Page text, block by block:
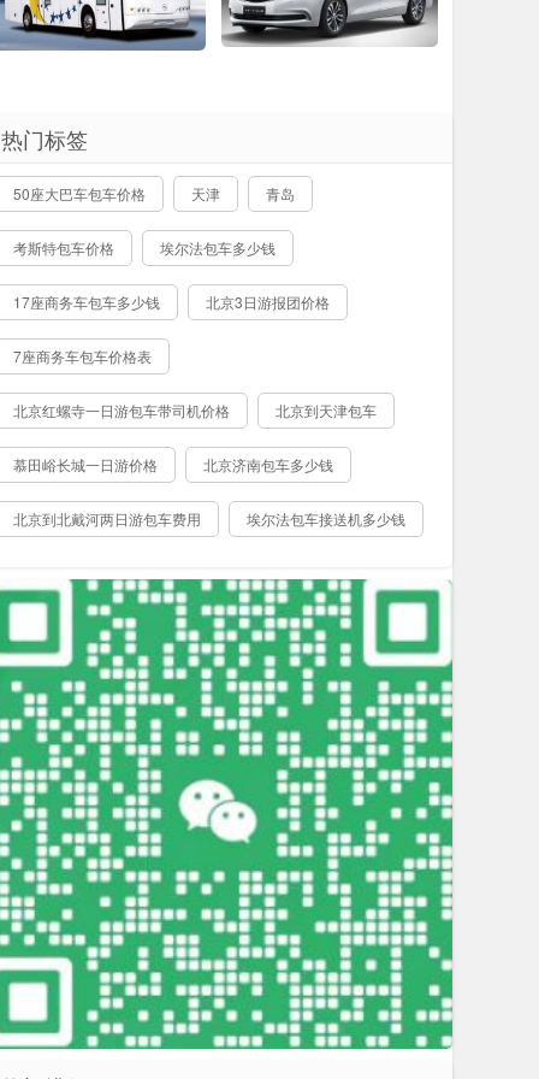
热门标签
50座大巴车包车价格 天津 青岛
考斯特包车价格 埃尔法包车多少钱
17座商务车包车多少钱 北京3日游报团价格
7座商务车包车价格表
北京红螺寺一日游包车带司机价格 北京到天津包车
慕田峪长城一日游价格 北京济南包车多少钱
北京到北戴河两日游包车费用 埃尔法包车接送机多少钱